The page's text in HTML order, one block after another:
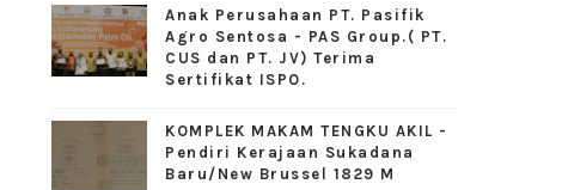
Anak Perusahaan PT. Pasifik
Agro Sentosa - PAS Group.( PT.
CUS dan PT. JV) Terima
Sertifikat ISPO.
KOMPLEK MAKAM TENGKU AKIL -
Pendiri Kerajaan Sukadana
Baru/New Brussel 1829 M